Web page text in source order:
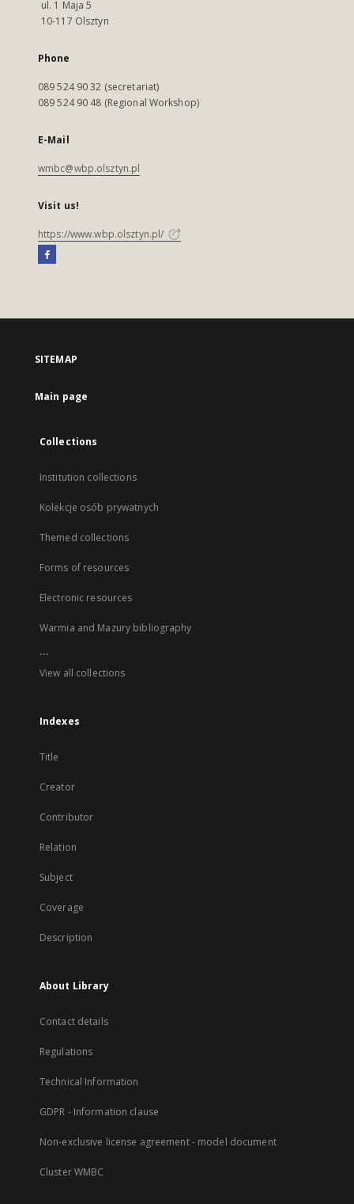
ul. 1 Maja 5
10-117 Olsztyn
Phone
089 524 90 32 (secretariat)
089 524 90 48 (Regional Workshop)
E-Mail
wmbc@wbp.olsztyn.pl
Visit us!
https://www.wbp.olsztyn.pl/
SITEMAP
Main page
Collections
Institution collections
Kolekcje osób prywatnych
Themed collections
Forms of resources
Electronic resources
Warmia and Mazury bibliography
...
View all collections
Indexes
Title
Creator
Contributor
Relation
Subject
Coverage
Description
About Library
Contact details
Regulations
Technical Information
GDPR - Information clause
Non-exclusive license agreement - model document
Cluster WMBC